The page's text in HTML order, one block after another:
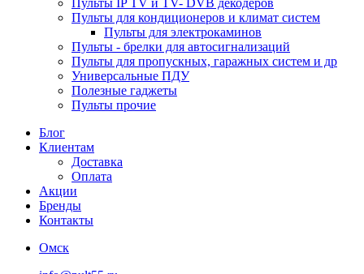
Пульты IP TV и TV- DVB декодеров
Пульты для кондиционеров и климат систем
Пульты для электрокаминов
Пульты - брелки для автосигнализаций
Пульты для пропускных, гаражных систем и др
Универсальные ПДУ
Полезные гаджеты
Пульты прочие
Блог
Клиентам
Доставка
Оплата
Акции
Бренды
Контакты
Омск